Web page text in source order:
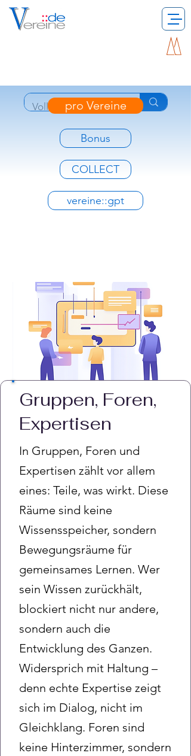
pro Vereine
Bonus
COLLECT
vereine::gpt
Gruppen, Foren,
Expertisen
In Gruppen, Foren und
Expertisen zählt vor allem
eines: Teile, was wirkt. Diese
Räume sind keine
Wissensspeicher, sondern
Bewegungsräume für
gemeinsames Lernen. Wer
sein Wissen zurückhält,
blockiert nicht nur andere,
sondern auch die
Entwicklung des Ganzen.
Widersprich mit Haltung –
denn echte Expertise zeigt
sich im Dialog, nicht im
Gleichklang. Foren sind
keine Hinterzimmer, sondern